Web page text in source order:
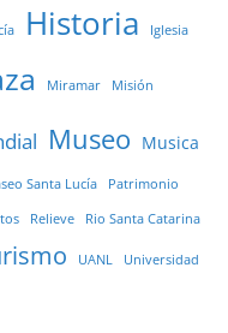
Historia Iglesia
Miramar Misión
Museo Musica
Santa Lucía Patrimonio
Relieve Rio Santa Catarina
UANL Universidad